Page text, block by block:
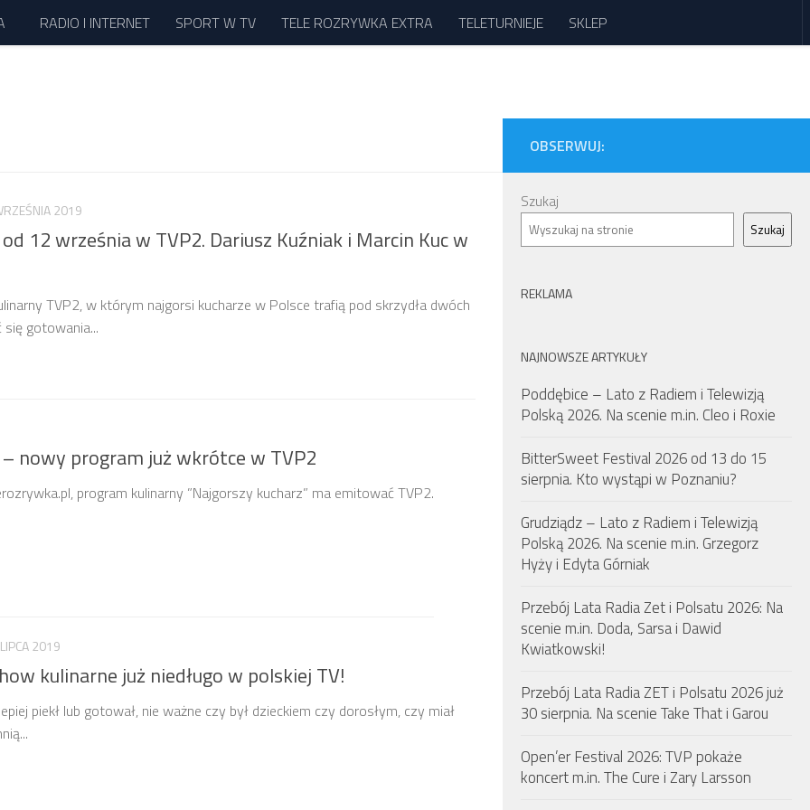
RADIO I INTERNET SPORT W TV TELE ROZRYWKA EXTRA TELETURNIEJE SKLEP
2019
12 września w TVP2. Dariusz Kuźniak i Marcin Kuc w
TVP2, w którym najgorsi kucharze w Polsce trafią pod skrzydła dwóch
gotowania...
– nowy program już wkrótce w TVP2
program kulinarny ”Najgorszy kucharz” ma emitować TVP2.
2019
kulinarne już niedługo w polskiej TV!
piekł lub gotował, nie ważne czy był dzieckiem czy dorosłym, czy miał
OBSERWUJ:
Szukaj
Szukaj
REKLAMA
NAJNOWSZE ARTYKUŁY
Poddębice – Lato z Radiem i Telewizją
Polską 2026. Na scenie m.in. Cleo i Roxie
BitterSweet Festival 2026 od 13 do 15
sierpnia. Kto wystąpi w Poznaniu?
Grudziądz – Lato z Radiem i Telewizją
Polską 2026. Na scenie m.in. Grzegorz
Hyży i Edyta Górniak
Przebój Lata Radia Zet i Polsatu 2026: Na
scenie m.in. Doda, Sarsa i Dawid
Kwiatkowski!
Przebój Lata Radia ZET i Polsatu 2026 już
30 sierpnia. Na scenie Take That i Garou
Open’er Festival 2026: TVP pokaże
koncert m.in. The Cure i Zary Larsson